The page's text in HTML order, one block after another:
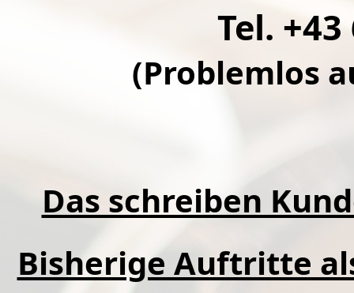
Tel.
(Problemlos
Das schreiben
Bisherige Auftritte